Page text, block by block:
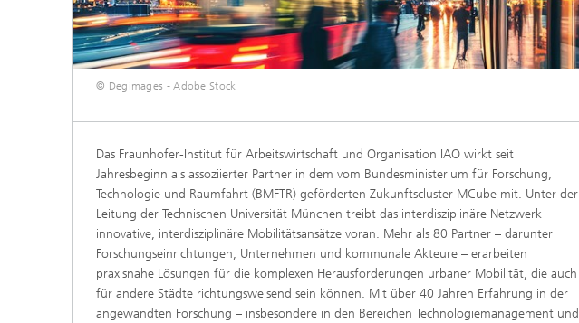
© Degimages - Adobe Stock
Das Fraunhofer-Institut für Arbeitswirtschaft und Organisation IAO wirkt seit
Jahresbeginn als assoziierter Partner in dem vom Bundesministerium für Forschung,
Technologie und Raumfahrt (BMFTR) geförderten Zukunftscluster MCube mit. Unter der
Leitung der Technischen Universität München treibt das interdisziplinäre Netzwerk
innovative, interdisziplinäre Mobilitätsansätze voran. Mehr als 80 Partner – darunter
Forschungseinrichtungen, Unternehmen und kommunale Akteure – erarbeiten
praxisnahe Lösungen für die komplexen Herausforderungen urbaner Mobilität, die auch
für andere Städte richtungsweisend sein können. Mit über 40 Jahren Erfahrung in der
angewandten Forschung – insbesondere in den Bereichen Technologiemanagement und